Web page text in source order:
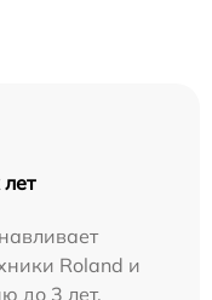
Roland и
до 3 лет.